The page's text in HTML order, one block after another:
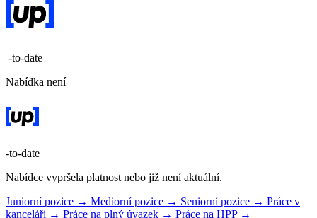
-to-date
Nabídka není
-to-date
Nabídce vypršela platnost nebo již není aktuální.
Juniorní pozice → Mediorní pozice → Seniorní pozice → Práce v
kanceláři → Práce na plný úvazek → Práce na HPP →